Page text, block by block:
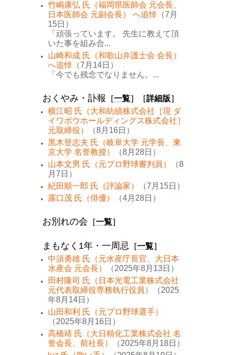
竹嶋康弘 氏（福岡県医師会 元会長、
日本医師会 元副会長） へ追悼 （7月
15日）
「頑張っています。 先生に教えて頂
いた事を組み合...
山崎和成 氏（和歌山弁護士会 会長）
へ追悼 （7月14日）
「今でも残念でなりません。...
おくやみ・訃報 ［一覧］［詳細版］
横江昭 氏（大和紡績株式会社［現 ダ
イワボウホールディングス株式会社］
元取締役）
（8月16日）
黒木登志夫 氏（岐阜大学 元学長、東
京大学 名誉教授）
（8月28日）
山本文男 氏（元プロ野球審判員）
（8
月7日）
紀田順一郎 氏（評論家）
（7月15日）
露口茂 氏（俳優）
（4月28日）
お別れの会 ［一覧］
まもなく1年・一周忌 ［一覧］
中須勇雄 氏（元水産庁長官、大日本
水産会 元会長）
（2025年8月13日）
田村隆司 氏（日本光電工業株式会社
元代表取締役専務執行役員）
（2025
年8月14日）
山田和利 氏（元プロ野球選手）
（2025年8月16日）
高橋靖 氏（大日精化工業株式会社 名
誉会長、前社長）
（2025年8月18日）